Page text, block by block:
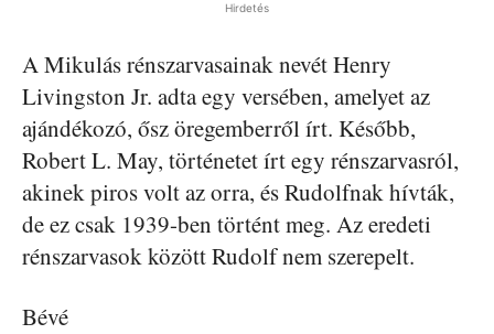
Hirdetés
A Mikulás rénszarvasainak nevét Henry
Livingston Jr. adta egy versében, amelyet az
ajándékozó, ősz öregemberről írt. Később,
Robert L. May, történetet írt egy rénszarvasról,
akinek piros volt az orra, és Rudolfnak hívták,
de ez csak 1939-ben történt meg. Az eredeti
rénszarvasok között Rudolf nem szerepelt.
Bévé